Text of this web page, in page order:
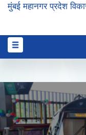
मुंबई महानगर प्रदेश